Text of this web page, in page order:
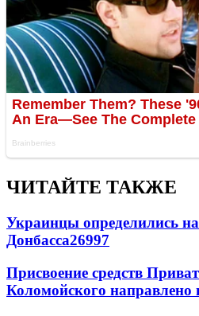
ЧИТАЙТЕ ТАКЖЕ
Украинцы определились
Донбасса26997
Присвоение средств
Коломойского направлено